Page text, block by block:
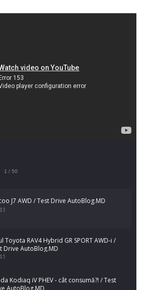
1 / 50
J7 AWD / Test Drive AutoBlog.MD
Toyota RAV4 Hybrid GR SPORT AWD-i /
Drive AutoBlog.MD
Kodiaq iV PHEV - cât consumă?! / Test
AutoBlog.MD